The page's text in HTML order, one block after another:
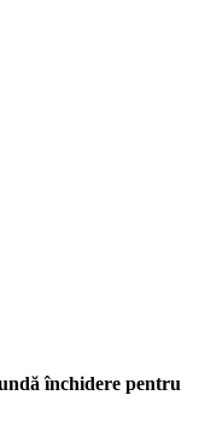
închidere pentru